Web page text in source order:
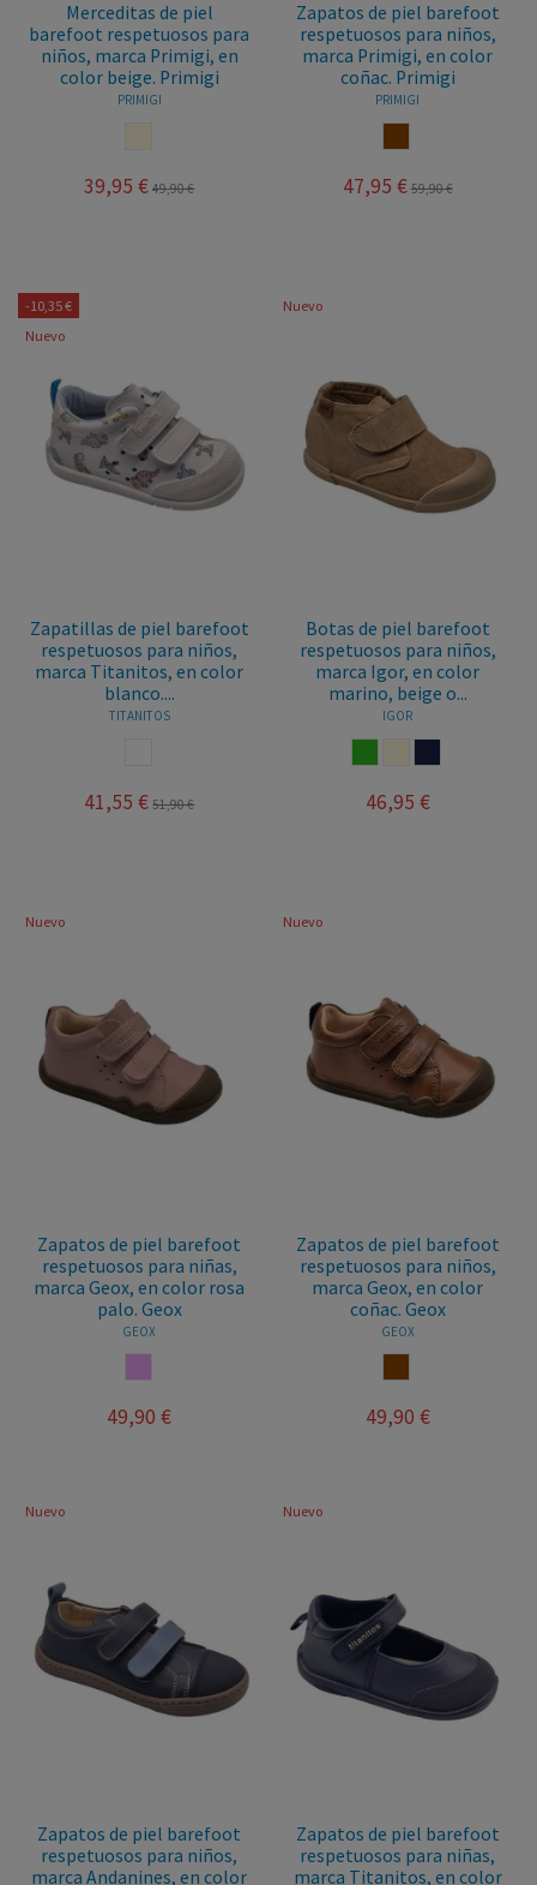
Merceditas de piel
barefoot respetuosos para
niños, marca Primigi, en
color beige. Primigi
PRIMIGI
39,95 € 49,90 €
Zapatos de piel barefoot
respetuosos para niños,
marca Primigi, en color
coñac. Primigi
PRIMIGI
47,95 € 59,90 €
-10,35 €
Nuevo
Zapatillas de piel barefoot
respetuosos para niños,
marca Titanitos, en color
blanco....
TITANITOS
41,55 € 51,90 €
Nuevo
Botas de piel barefoot
respetuosos para niños,
marca Igor, en color
marino, beige o...
IGOR
46,95 €
Nuevo
Zapatos de piel barefoot
respetuosos para niñas,
marca Geox, en color rosa
palo. Geox
GEOX
49,90 €
Nuevo
Zapatos de piel barefoot
respetuosos para niños,
marca Geox, en color
coñac. Geox
GEOX
49,90 €
Nuevo
Zapatos de piel barefoot
respetuosos para niños,
marca Andanines, en color
Nuevo
Zapatos de piel barefoot
respetuosos para niñas,
marca Titanitos, en color